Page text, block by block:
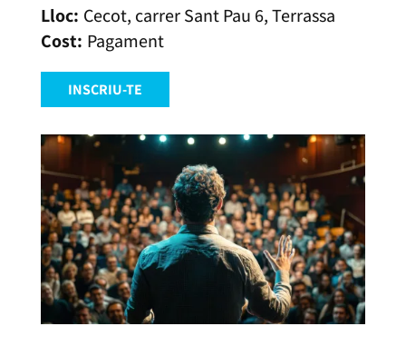
Cecot, carrer Sant Pau 6, Terrassa
Pagament
INSCRIU-TE